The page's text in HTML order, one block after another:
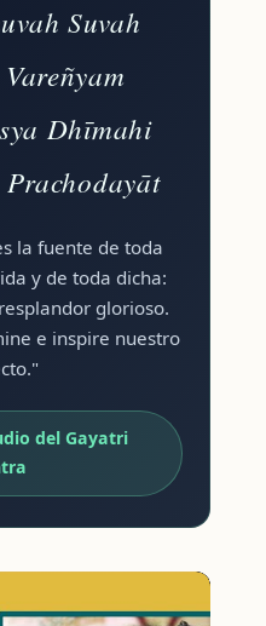
Suvah
Dhīmahi
la fuente de toda
y de toda dicha:
glorioso.
e inspire nuestro
del Gayatri